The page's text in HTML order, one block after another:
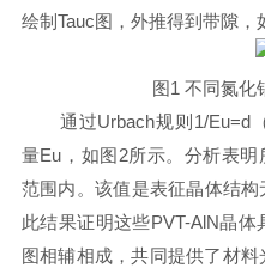
绘制 Tauc图，外推得到带隙，
图1 不同氮化
通过Urbach规则 1/Eu=d
量Eu ，如图2所示。分析表明
范围内。该值是表征晶体结构
此结果证明这些PVT-AlN晶体
图相辅相成，共同提供了材料